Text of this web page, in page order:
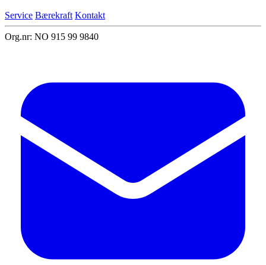
Service Bærekraft Kontakt
Org.nr: NO 915 99 9840